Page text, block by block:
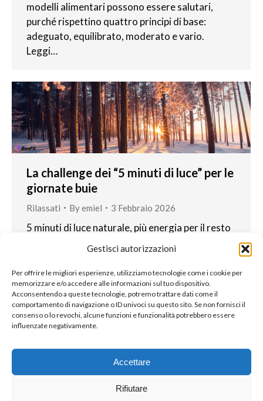
Gestisci autorizzazioni
Per offrire le migliori esperienze, utilizziamo tecnologie come i cookie per
memorizzare e/o accedere alle informazioni sul tuo dispositivo.
Acconsentendo a queste tecnologie, potremo trattare dati come il
comportamento di navigazione o ID univoci su questo sito. Se non fornisci il
consenso o lo revochi, alcune funzioni e funzionalità potrebbero essere
influenzate negativamente.
Accettare
Rifiutare
modelli alimentari possono essere salutari,
purché rispettino quattro principi di base:
adeguato, equilibrato, moderato e vario.
Leggi…
La challenge dei “5 minuti di luce” per le
giornate buie
Rilassati Byemiel 3 Febbraio 2026
5 minuti di luce naturale, più energia per il resto
luce naturale aiuta il tuo orologio biologico, il
sonno e l’umore. La ricerca dimostra che il
nostro orologio interno reagisce già a stimoli
luminosi relativamente brevi. Una quantità
insufficiente di…